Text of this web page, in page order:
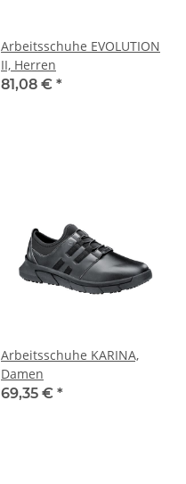
Arbeitsschuhe EVOLUTION
II, Herren
81,08 € *
Arbeitsschuhe KARINA,
Damen
69,35 € *